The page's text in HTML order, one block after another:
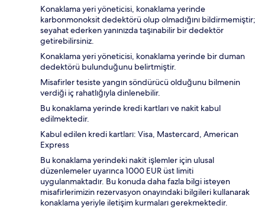
Konaklama yeri yöneticisi, konaklama yerinde
karbonmonoksit dedektörü olup olmadığını bildirmemiştir;
seyahat ederken yanınızda taşınabilir bir dedektör
getirebilirsiniz.
Konaklama yeri yöneticisi, konaklama yerinde bir duman
dedektörü bulunduğunu belirtmiştir.
Misafirler tesiste yangın söndürücü olduğunu bilmenin
verdiği iç rahatlığıyla dinlenebilir.
Bu konaklama yerinde kredi kartları ve nakit kabul
edilmektedir.
Kabul edilen kredi kartları: Visa, Mastercard, American
Express
Bu konaklama yerindeki nakit işlemler için ulusal
düzenlemeler uyarınca 1000 EUR üst limiti
uygulanmaktadır. Bu konuda daha fazla bilgi isteyen
misafirlerimizin rezervasyon onayındaki bilgileri kullanarak
konaklama yeriyle iletişim kurmaları gerekmektedir.